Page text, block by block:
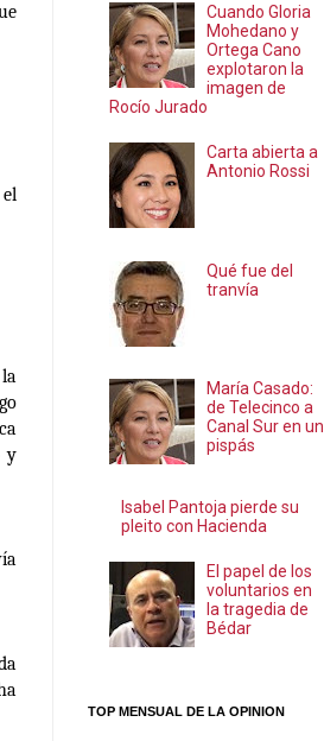
y
Cuando Gloria
Mohedano y
Ortega Cano
explotaron la
imagen de
Rocío Jurado
Carta abierta a
Antonio Rossi
Qué fue del
tranvía
María Casado:
de Telecinco a
Canal Sur en un
pispás
Isabel Pantoja pierde su
pleito con Hacienda
El papel de los
voluntarios en
la tragedia de
Bédar
TOP MENSUAL DE LA OPINION